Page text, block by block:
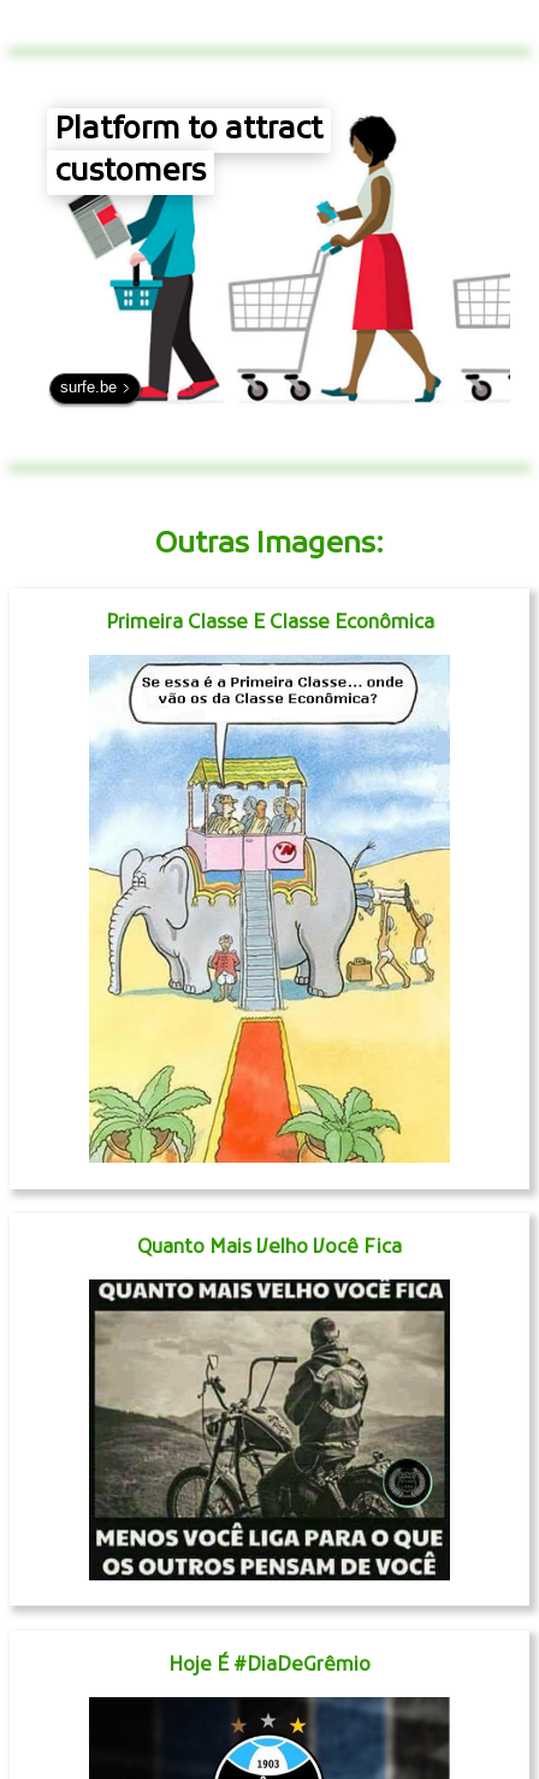
Platform to attract
customers
surfe.be
Outras Imagens:
Primeira Classe E Classe Econômica
Quanto Mais Velho Você Fica
Hoje É #DiaDeGrêmio